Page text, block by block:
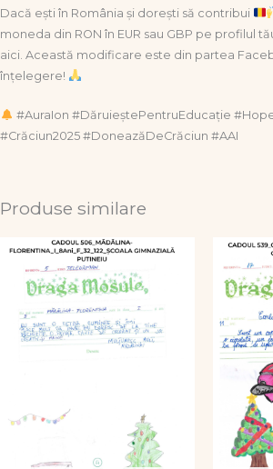
Dacă ești în România și dorești să contribui
moneda din RON în EUR sau GBP pe profilul
aici. Această modificare este din partea
înțelegere!
#AuraIon #DăruieștePentruEducație
#Crăciun2025 #DoneazăDeCrăciun #AAI
Produse similare